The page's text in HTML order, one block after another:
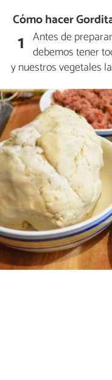
Cómo hacer
1 Antes de
debemos tener
y nuestros vegetales